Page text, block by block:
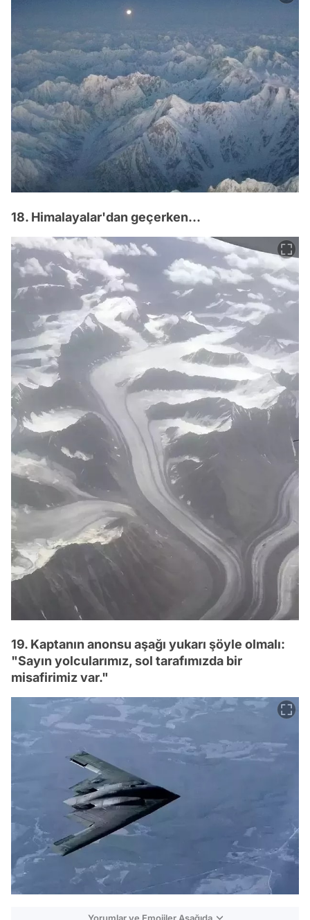
18. Himalayalar'dan geçerken...
19. Kaptanın anonsu aşağı yukarı şöyle olmalı:
"Sayın yolcularımız, sol tarafımızda bir
misafirimiz var."
Yorumlar ve Emojiler Aşağıda